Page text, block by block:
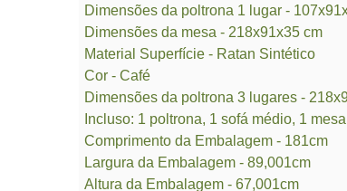
Dimensões da poltrona 1 lugar -
Dimensões da mesa - 218x91x35 cm
Material Superfície - Ratan Sintético
Cor - Café
Dimensões da poltrona 3 lugares -
Incluso: 1 poltrona, 1 sofá médio, 1
Comprimento da Embalagem - 181cm
Largura da Embalagem - 89,001cm
Altura da Embalagem - 67,001cm